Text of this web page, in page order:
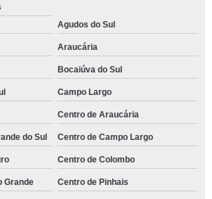
Agudos do Sul
Araucária
Bocaiúva do Sul
Campo Largo
Centro de Araucária
do Sul Centro de Campo Largo
Centro de Colombo
Grande Centro de Pinhais